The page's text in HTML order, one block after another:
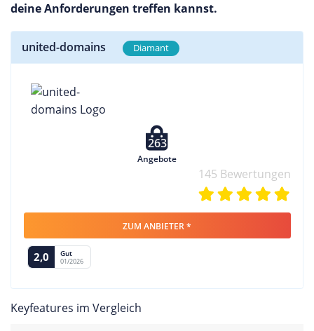
deine Anforderungen treffen kannst.
united-domains Diamant
263
Angebote
145 Bewertungen
ZUM ANBIETER *
2,0 Gut
01/2026
Keyfeatures im Vergleich